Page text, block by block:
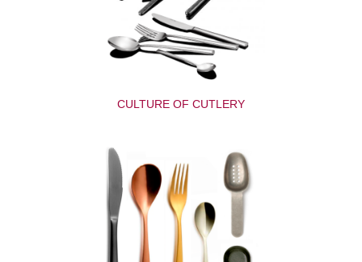
CULTURE OF CUTLERY